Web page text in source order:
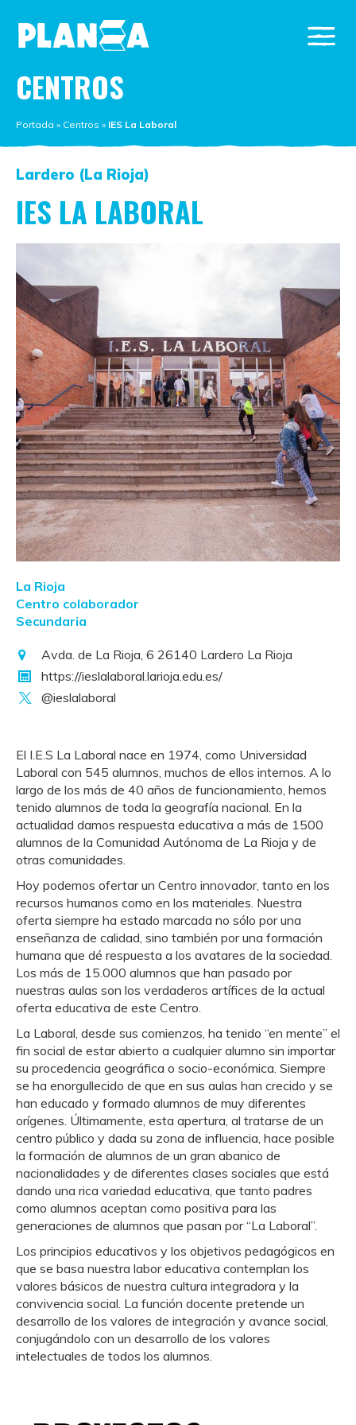
CENTROS
Portada » Centros » IES La Laboral
Lardero (La Rioja)
IES LA LABORAL
La Rioja
Centro colaborador
Secundaria
Avda. de La Rioja, 6 26140 Lardero La Rioja
https://ieslalaboral.larioja.edu.es/
@ieslalaboral
El I.E.S La Laboral nace en 1974, como Universidad
Laboral con 545 alumnos, muchos de ellos internos. A lo
largo de los más de 40 años de funcionamiento, hemos
tenido alumnos de toda la geografía nacional. En la
actualidad damos respuesta educativa a más de 1500
alumnos de la Comunidad Autónoma de La Rioja y de
otras comunidades.
Hoy podemos ofertar un Centro innovador, tanto en los
recursos humanos como en los materiales. Nuestra
oferta siempre ha estado marcada no sólo por una
enseñanza de calidad, sino también por una formación
humana que dé respuesta a los avatares de la sociedad.
Los más de 15.000 alumnos que han pasado por
nuestras aulas son los verdaderos artífices de la actual
oferta educativa de este Centro.
La Laboral, desde sus comienzos, ha tenido “en mente” el
fin social de estar abierto a cualquier alumno sin importar
su procedencia geográfica o socio-económica. Siempre
se ha enorgullecido de que en sus aulas han crecido y se
han educado y formado alumnos de muy diferentes
orígenes. Últimamente, esta apertura, al tratarse de un
centro público y dada su zona de influencia, hace posible
la formación de alumnos de un gran abanico de
nacionalidades y de diferentes clases sociales que está
dando una rica variedad educativa, que tanto padres
como alumnos aceptan como positiva para las
generaciones de alumnos que pasan por “La Laboral”.
Los principios educativos y los objetivos pedagógicos en
que se basa nuestra labor educativa contemplan los
valores básicos de nuestra cultura integradora y la
convivencia social. La función docente pretende un
desarrollo de los valores de integración y avance social,
conjugándolo con un desarrollo de los valores
intelectuales de todos los alumnos.